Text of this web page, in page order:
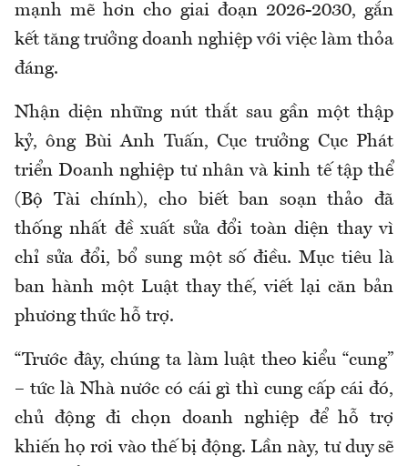
mạnh mẽ hơn cho giai đoạn 2026-2030, gắn
kết tăng trưởng doanh nghiệp với việc làm thỏa
đáng.
Nhận diện những nút thắt sau gần một thập
kỷ, ông Bùi Anh Tuấn, Cục trưởng Cục Phát
triển Doanh nghiệp tư nhân và kinh tế tập thể
(Bộ Tài chính), cho biết ban soạn thảo đã
thống nhất đề xuất sửa đổi toàn diện thay vì
chỉ sửa đổi, bổ sung một số điều. Mục tiêu là
ban hành một Luật thay thế, viết lại căn bản
phương thức hỗ trợ.
“Trước đây, chúng ta làm luật theo kiểu “cung”
– tức là Nhà nước có cái gì thì cung cấp cái đó,
chủ động đi chọn doanh nghiệp để hỗ trợ
khiến họ rơi vào thế bị động. Lần này, tư duy sẽ